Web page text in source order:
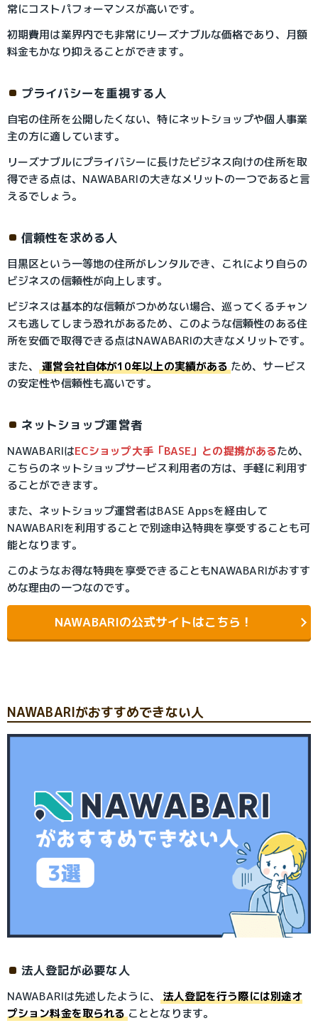
常にコストパフォーマンスが高いです。
初期費用は業界内でも非常にリーズナブルな価格であり、月額
料金もかなり抑えることができます。
プライバシーを重視する人
自宅の住所を公開したくない、特にネットショップや個人事業
主の方に適しています。
リーズナブルにプライバシーに長けたビジネス向けの住所を取
得できる点は、NAWABARIの大きなメリットの一つであると言
えるでしょう。
信頼性を求める人
目黒区という一等地の住所がレンタルでき、これにより自らの
ビジネスの信頼性が向上します。
ビジネスは基本的な信頼がつかめない場合、巡ってくるチャン
スも逃してしまう恐れがあるため、このような信頼性のある住
所を安価で取得できる点はNAWABARIの大きなメリットです。
また、運営会社自体が10年以上の実績がある ため、サービス
の安定性や信頼性も高いです。
ネットショップ運営者
NAWABARIはECショップ大手「BASE」との提携があるため、
こちらのネットショップサービス利用者の方は、手軽に利用す
ることができます。
また、ネットショップ運営者はBASE Appsを経由して
NAWABARIを利用することで別途申込特典を享受することも可
能となります。
このようなお得な特典を享受できることもNAWABARIがおすす
めな理由の一つなのです。
NAWABARIの公式サイトはこちら！
NAWABARIがおすすめできない人
法人登記が必要な人
NAWABARIは先述したように、
法人登記を行う際には別途オ
プション料金を取られる こととなります。